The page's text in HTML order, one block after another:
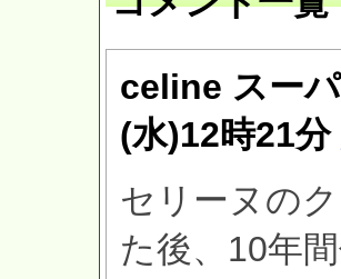
celine スー
(水)12時21分
セリーヌの
た後、10年